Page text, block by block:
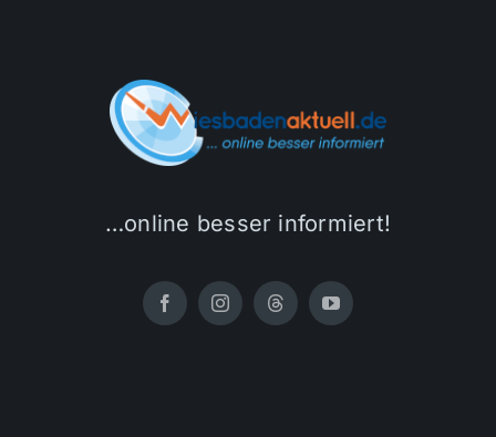
…online besser informiert!